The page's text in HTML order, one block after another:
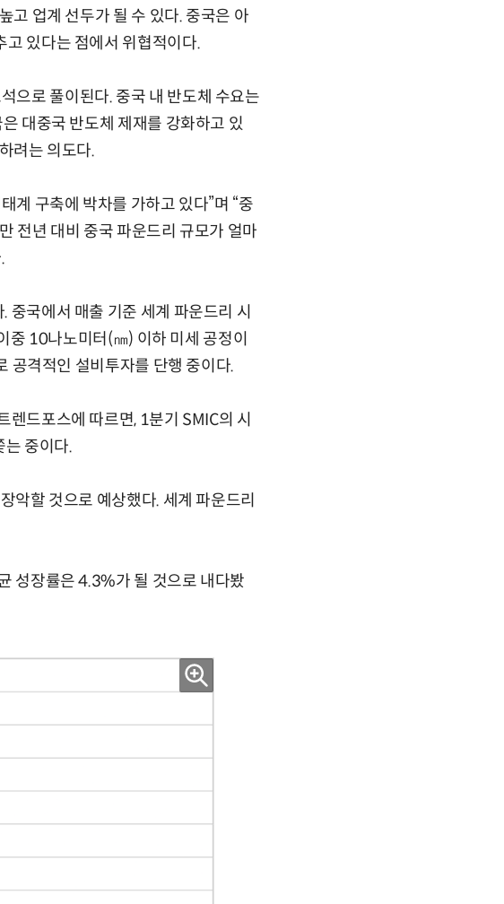
고 업계 선두가 될 수 있다. 중국은 아
고 있다는 점에서 위협적이다.
으로 풀이된다. 중국 내 반도체 수요는
대중국 반도체 제재를 강화하고 있
려는 의도다.
계 구축에 박차를 가하고 있다”며 “중
전년 대비 중국 파운드리 규모가 얼마
국에서 매출 기준 세계 파운드리 시
중 10나노미터(㎚) 이하 미세 공정이
공격적인 설비투자를 단행 중이다.
드포스에 따르면, 1분기 SMIC의 시
중이다.
악할 것으로 예상했다. 세계 파운드리
성장률은 4.3%가 될 것으로 내다봤